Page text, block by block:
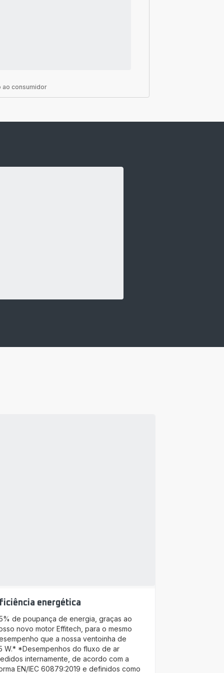
consumidor
energética
de poupança de energia, graças ao
novo motor Effitech, para o mesmo
que a nossa ventoinha de
W.* *Desempenhos do fluxo de ar
internamente, de acordo com a
EN/IEC 60879:2019 e definidos como